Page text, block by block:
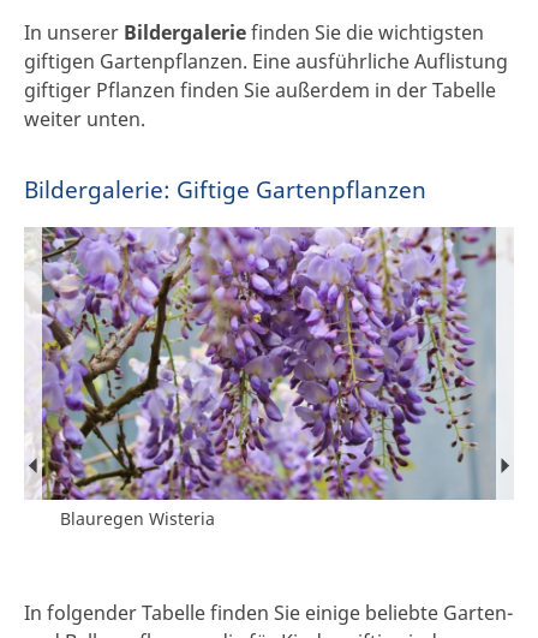
In unserer Bildergaleriefinden Sie die wichtigsten
giftigen Gartenpflanzen. Eine ausführliche Auflistung
giftiger Pflanzen finden Sie außerdem in der Tabelle
weiter unten.
Bildergalerie: Giftige Gartenpflanzen
Blauregen Wisteria
In folgender Tabelle finden Sie einige beliebte Garten-